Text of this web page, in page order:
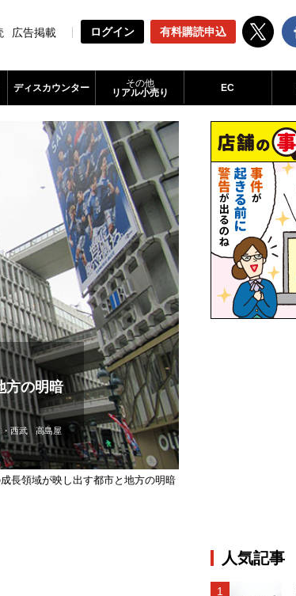
広告掲載 ログイン 有料購読申込
ディスカウンター
その他
リアル小売り
EC
方の明暗
・西武
高島屋
長領域が映し出す都市と地方の明暗
人気記事